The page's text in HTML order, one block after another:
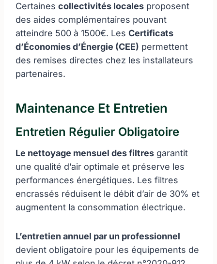
Certaines collectivités locales proposent
des aides complémentaires pouvant
atteindre 500 à 1500€. Les Certificats
d’Économies d’Énergie (CEE) permettent
des remises directes chez les installateurs
partenaires.
Maintenance Et Entretien
Entretien Régulier Obligatoire
Le nettoyage mensuel des filtres garantit
une qualité d’air optimale et préserve les
performances énergétiques. Les filtres
encrassés réduisent le débit d’air de 30% et
augmentent la consommation électrique.
L’entretien annuel par un professionnel
devient obligatoire pour les équipements de